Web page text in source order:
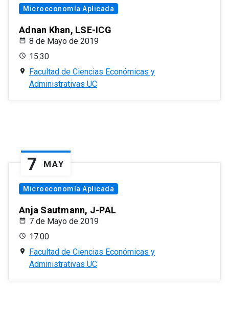
Microeconomía Aplicada
Adnan Khan, LSE-ICG
8 de Mayo de 2019
15:30
Facultad de Ciencias Económicas y
Administrativas UC
7 MAY
Microeconomía Aplicada
Anja Sautmann, J-PAL
7 de Mayo de 2019
17:00
Facultad de Ciencias Económicas y
Administrativas UC